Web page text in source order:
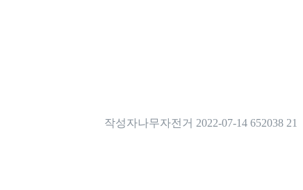
작성자나무자전거 2022-07-14 652038 21